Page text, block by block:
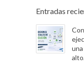
Entradas